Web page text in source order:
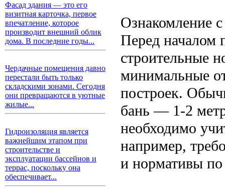
Фасад здания — это его
визитная карточка, первое
впечатление, которое
производит внешний облик
дома. В последние годы...
Чердачные помещения давно
перестали быть только
складскими зонами. Сегодня
они превращаются в уютные
жилые...
Гидроизоляция является
важнейшим этапом при
строительстве и
эксплуатации бассейнов и
террас, поскольку она
обеспечивает...
Ознакомление
Перед началом
строительные
минимальные
построек.
бань — 1-2
необходимо
например,
и нормативы по